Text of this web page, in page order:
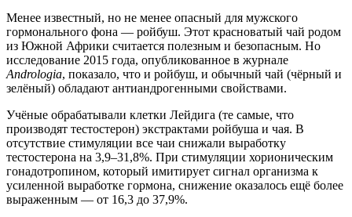
Менее известный, но не менее опасный для мужского
гормонального фона — ройбуш. Этот красноватый чай родом
из Южной Африки считается полезным и безопасным. Но
исследование 2015 года, опубликованное в журнале
Andrologia, показало, что и ройбуш, и обычный чай (чёрный и
зелёный) обладают антиандрогенными свойствами.
Учёные обрабатывали клетки Лейдига (те самые, что
производят тестостерон) экстрактами ройбуша и чая. В
отсутствие стимуляции все чаи снижали выработку
тестостерона на 3,9–31,8%. При стимуляции хорионическим
гонадотропином, который имитирует сигнал организма к
усиленной выработке гормона, снижение оказалось ещё более
выраженным — от 16,3 до 37,9%.